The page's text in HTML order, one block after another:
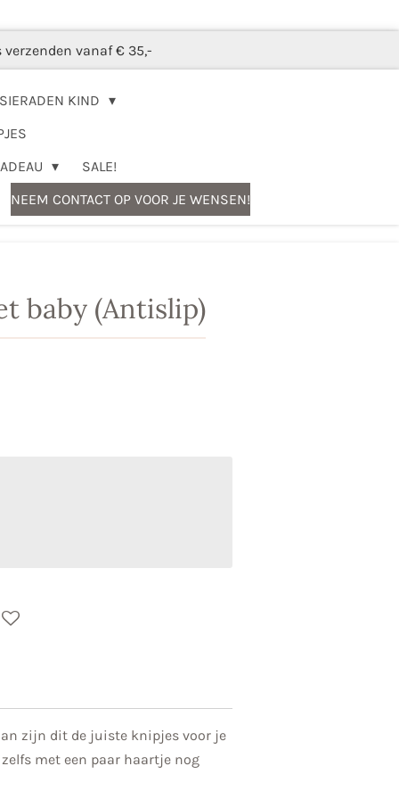
verzenden vanaf € 35,-
KIND
SALE!
NEEM CONTACT OP VOOR JE WENSEN!
baby (Antislip)
zijn dit de juiste knipjes voor je
met een paar haartje nog